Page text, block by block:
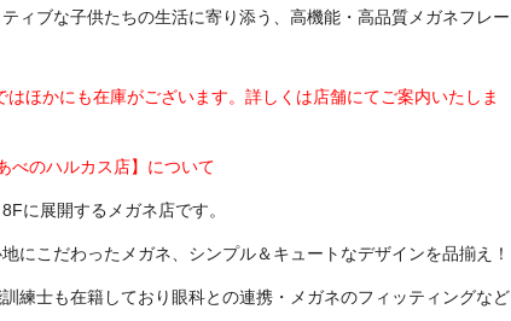
ィブな子供たちの生活に寄り添う、高機能・高品質メガネフレー
ほかにも在庫がございます。詳しくは店舗にてご案内いたしま
べのハルカス店】について
に展開するメガネ店です。
にこだわったメガネ、シンプル＆キュートなデザインを品揃え！
練士も在籍しており眼科との連携・メガネのフィッティングなど